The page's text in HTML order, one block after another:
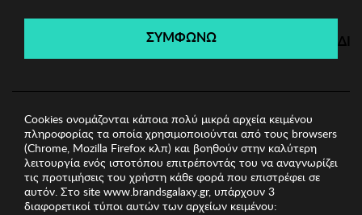
Λήγει σε: 00ημέρες | 00ώρες 00λεπτά 00δευτ.
ΣΥΜΦΩΝΩ
Cookies ονομάζονται κάποια πολύ μικρά αρχεία κειμένου
πληροφορίας τα οποία χρησιμοποιούνται από τους browsers
(Chrome, Mozilla Firefox κλπ) και βοηθούν στην καλύτερη
λειτουργία ενός ιστοτόπου επιτρέποντάς του να αναγνωρίζει
τις προτιμήσεις του χρήστη κάθε φορά που επιστρέφει σε
αυτόν. Στο site www.brandsgalaxy.gr, υπάρχουν 3
διαφορετικοί τύποι αυτών των αρχείων κειμένου: